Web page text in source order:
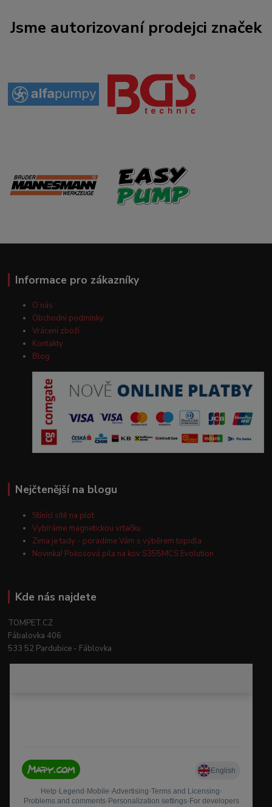
Jsme autorizovaní prodejci značek
Informace pro zákazníky
O nás
Obchodní podmínky
Vrácení zboží
Kontakty
Blog
Nejčtenější na blogu
Stínící sítě na plot
Vybíráme magnetickou vrtačku
Zima je tady - poradíme Vám s výběrem topidla
Novinka! Pokosová pila na kov S355MCS Evolution
Kde nás najdete
TOMPET.CZ
Fábalovka 406
533 52 Pardubice - Fáblovka